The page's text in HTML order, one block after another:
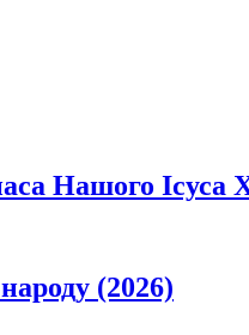
Нашого
(2026)